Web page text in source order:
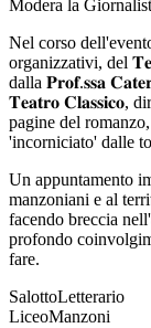
Modera la
Nel corso
organizzativi, del
dalla 𝐏𝐫𝐨𝐟.𝐬𝐬𝐚
𝐓𝐞𝐚𝐭𝐫𝐨 𝐂𝐥𝐚𝐬𝐬𝐢𝐜𝐨,
pagine del
'incorniciato' dalle
Un appuntamento
manzoniani e al
facendo breccia
profondo
fare.
SalottoLetterario
LiceoManzoni